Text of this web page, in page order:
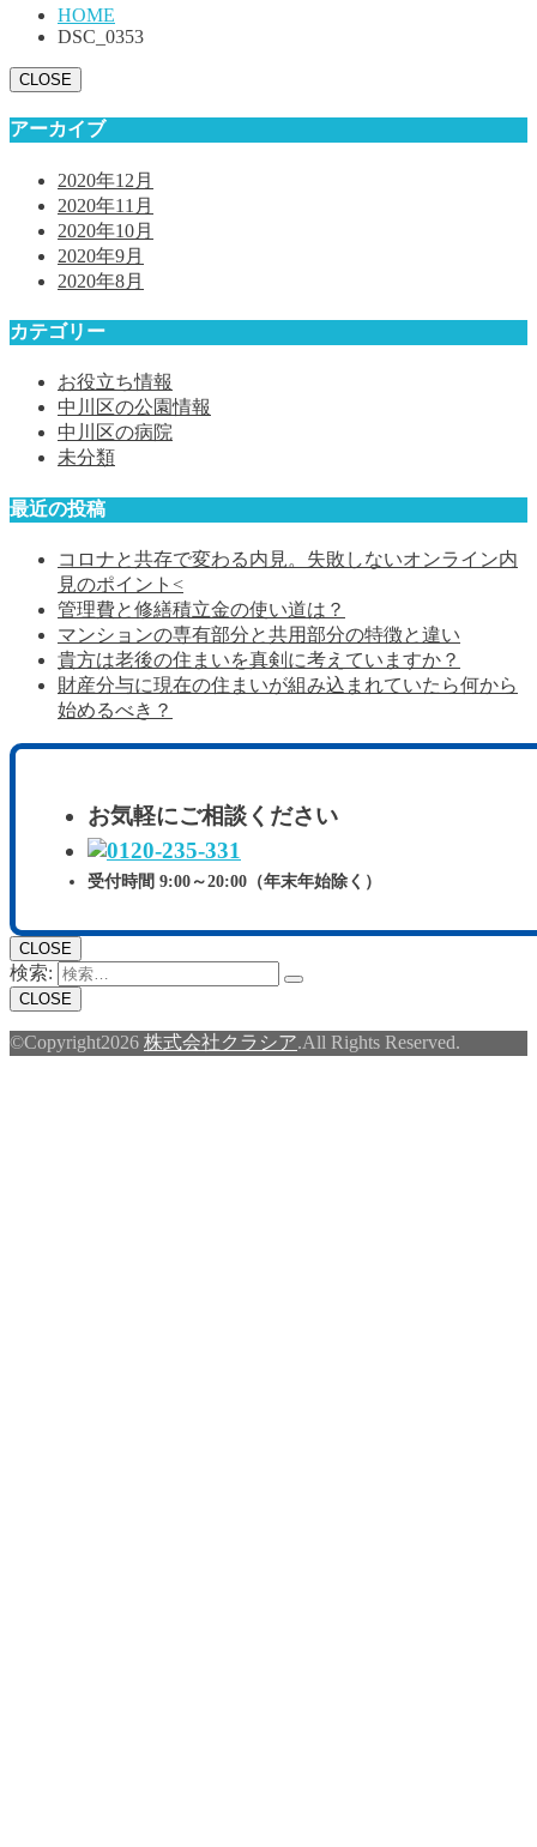
HOME
DSC_0353
CLOSE
アーカイブ
2020年12月
2020年11月
2020年10月
2020年9月
2020年8月
カテゴリー
お役立ち情報
中川区の公園情報
中川区の病院
未分類
最近の投稿
コロナと共存で変わる内見。失敗しないオンライン内
見のポイント<
管理費と修繕積立金の使い道は？
マンションの専有部分と共用部分の特徴と違い
貴方は老後の住まいを真剣に考えていますか？
財産分与に現在の住まいが組み込まれていたら何から
始めるべき？
お気軽にご相談ください
受付時間 9:00～20:00（年末年始除く）
CLOSE
検索:
CLOSE
©Copyright2026 株式会社クラシア.All Rights Reserved.